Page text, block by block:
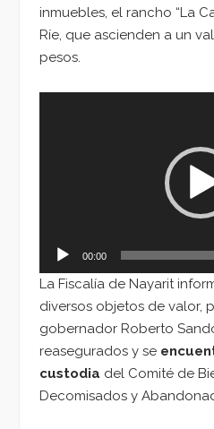
inmuebles, el rancho “La
Ríe, que ascienden a un
pesos.
00:00
La Fiscalía de Nayarit
diversos objetos de valor,
gobernador Roberto
reasegurados y se
custodia del Comité de
Decomisados y